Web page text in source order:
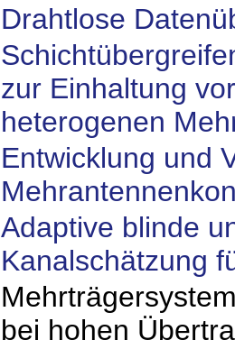
Drahtlose
zur Einhaltung
heterogenen
Entwicklung und
Adaptive blinde
Kanalschätzung
bei hohen